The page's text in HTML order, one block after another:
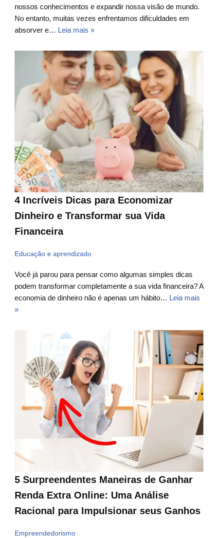
nossos conhecimentos e expandir nossa visão de mundo.
No entanto, muitas vezes enfrentamos dificuldades em
absorver e… Leia mais »
4 Incríveis Dicas para Economizar
Dinheiro e Transformar sua Vida
Financeira
Educação e aprendizado
Você já parou para pensar como algumas simples dicas
podem transformar completamente a sua vida financeira? A
economia de dinheiro não é apenas um hábito… Leia mais
»
5 Surpreendentes Maneiras de Ganhar
Renda Extra Online: Uma Análise
Racional para Impulsionar seus Ganhos
Empreendedorismo